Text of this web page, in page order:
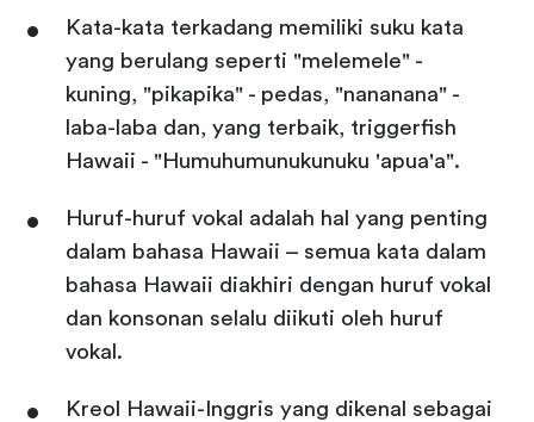
Kata-kata terkadang memiliki suku kata
yang berulang seperti "melemele" -
kuning, "pikapika" - pedas, "nananana" -
laba-laba dan, yang terbaik, triggerfish
Hawaii - "Humuhumunukunuku 'apua'a".
Huruf-huruf vokal adalah hal yang penting
dalam bahasa Hawaii – semua kata dalam
bahasa Hawaii diakhiri dengan huruf vokal
dan konsonan selalu diikuti oleh huruf
vokal.
Kreol Hawaii-Inggris yang dikenal sebagai